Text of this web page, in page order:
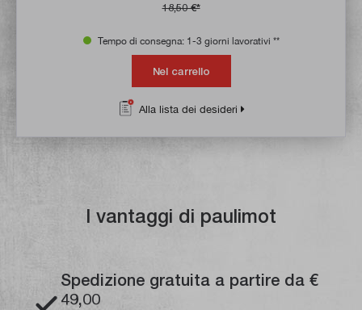
18,50 €*
Tempo di consegna: 1-3 giorni lavorativi **
Nel carrello
Alla lista dei desideri
I vantaggi di paulimot
Spedizione gratuita a partire da €
49,00